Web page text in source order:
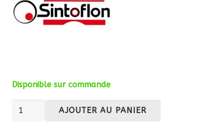
Disponible sur commande
quantité
AJOUTER AU PANIER